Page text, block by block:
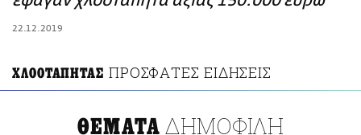
22.12.2019
ΧΛΟΟΤΑΠΗΤΑΣ ΠΡΟΣΦΑΤΕΣ ΕΙΔΗΣΕΙΣ
ΘΕΜΑΤΑ ΔΗΜΟΦΙΛΗ